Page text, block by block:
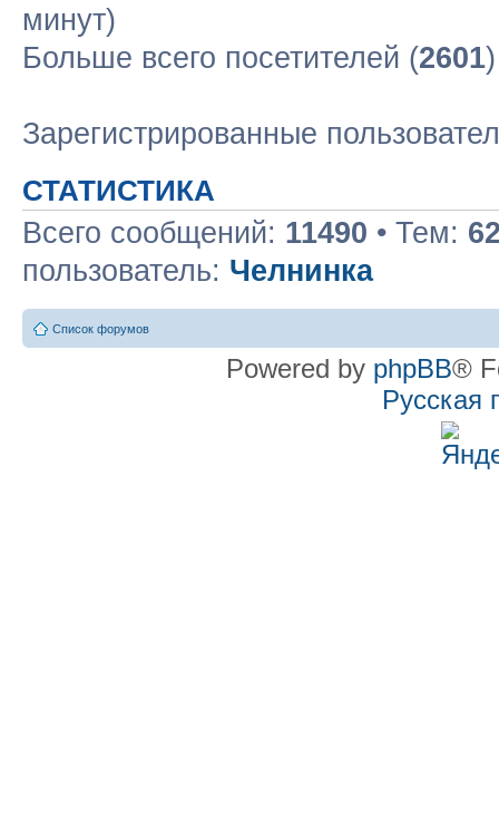
минут)
Больше всего посетителей (2601
Зарегистрированные
СТАТИСТИКА
Всего сообщений: 11490 • Тем:
пользователь: Челнинка
Список форумов
Powered by phpBB®
Русская